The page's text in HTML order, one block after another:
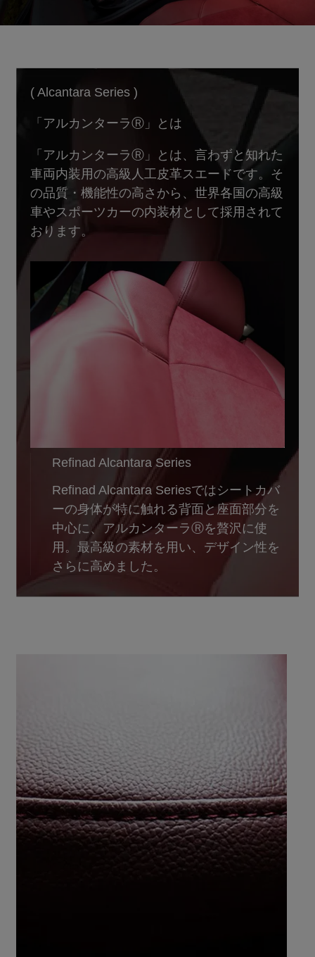
( Alcantara Series )
「アルカンターラⓇ」とは
「アルカンターラⓇ」とは、言わずと知れた
車両内装用の高級人工皮革スエードです。そ
の品質・機能性の高さから、世界各国の高級
車やスポーツカーの内装材として採用されて
おります。
Refinad Alcantara Series
Refinad Alcantara Seriesではシートカバ
ーの身体が特に触れる背面と座面部分を
中心に、アルカンターラⓇを贅沢に使
用。最高級の素材を用い、デザイン性を
さらに高めました。